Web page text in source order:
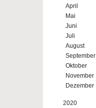
April
Mai
Juni
Juli
August
September
Oktober
November
Dezember
2020